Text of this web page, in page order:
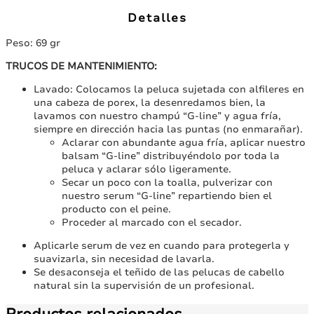
gr
cantidad
Detalles
Peso: 69 gr
TRUCOS DE MANTENIMIENTO:
Lavado: Colocamos la peluca sujetada con alfileres en
una cabeza de porex, la desenredamos bien, la
lavamos con nuestro champú “G-line” y agua fría,
siempre en dirección hacia las puntas (no enmarañar).
Aclarar con abundante agua fría, aplicar nuestro
balsam “G-line” distribuyéndolo por toda la
peluca y aclarar sólo ligeramente.
Secar un poco con la toalla, pulverizar con
nuestro serum “G-line” repartiendo bien el
producto con el peine.
Proceder al marcado con el secador.
Aplicarle serum de vez en cuando para protegerla y
suavizarla, sin necesidad de lavarla.
Se desaconseja el teñido de las pelucas de cabello
natural sin la supervisión de un profesional.